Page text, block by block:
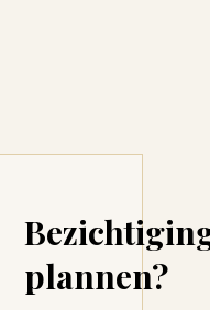
plannen?